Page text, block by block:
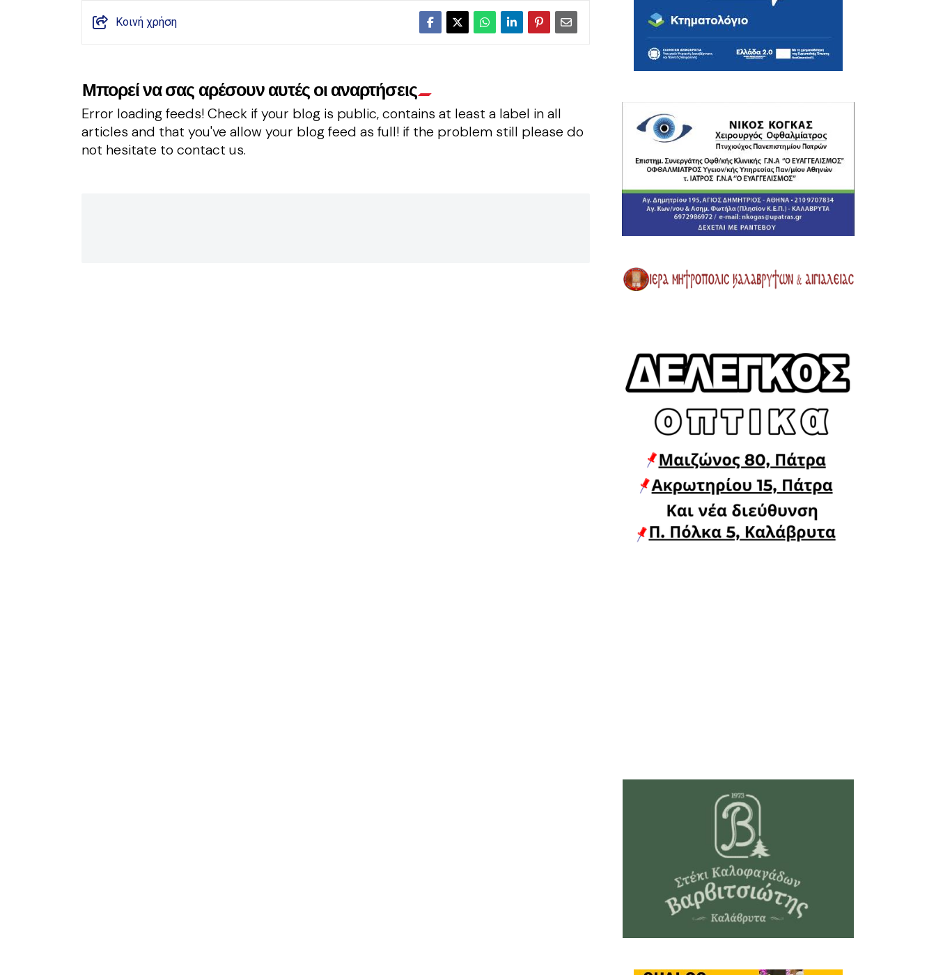
Κοινή χρήση
Μπορεί να σας αρέσουν αυτές οι αναρτήσεις
Error loading feeds! Check if your blog is public, contains at least a label in all
articles and that you've allow your blog feed as full! if the problem still please do
not hesitate to contact us.